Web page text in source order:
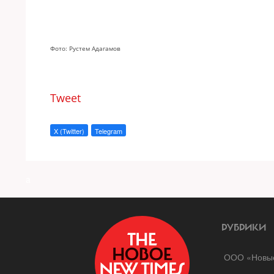
Фото: Рустем Адагамов
Tweet
X (Twitter) Telegram
РУБРИКИ
ООО